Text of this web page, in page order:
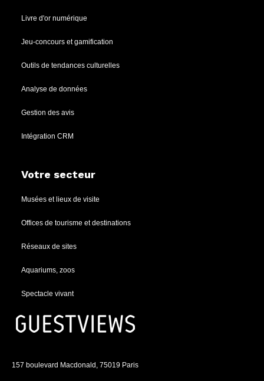
Livre d'or numérique
Jeu-concours et gamification
Outils de tendances culturelles
Analyse de données
Gestion des avis
Intégration CRM
Votre secteur
Musées et lieux de visite
Offices de tourisme et destinations
Réseaux de sites
Aquariums, zoos
Spectacle vivant
157 boulevard Macdonald, 75019 Paris